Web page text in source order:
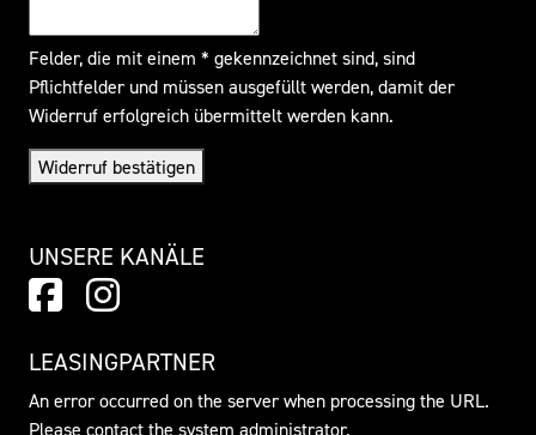
Felder, die mit einem * gekennzeichnet sind, sind
Pflichtfelder und müssen ausgefüllt werden, damit der
Widerruf erfolgreich übermittelt werden kann.
Widerruf bestätigen
UNSERE KANÄLE
LEASINGPARTNER
An error occurred on the server when processing the URL.
Please contact the system administrator.